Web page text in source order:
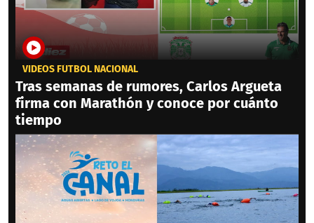
VIDEOS FÚTBOL NACIONAL
Tras semanas de rumores, Carlos Argueta
firma con Marathón y conoce por cuánto
tiempo